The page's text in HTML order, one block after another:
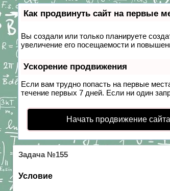
Как продвинуть сайт на первые
Вы создали или только планируете
увеличение его посещаемости и
Ускорение продвижения
Если вам трудно попасть на первые
течение первых 7 дней. Если ни один
Начать продвижение сайта
Задача №155
Условие